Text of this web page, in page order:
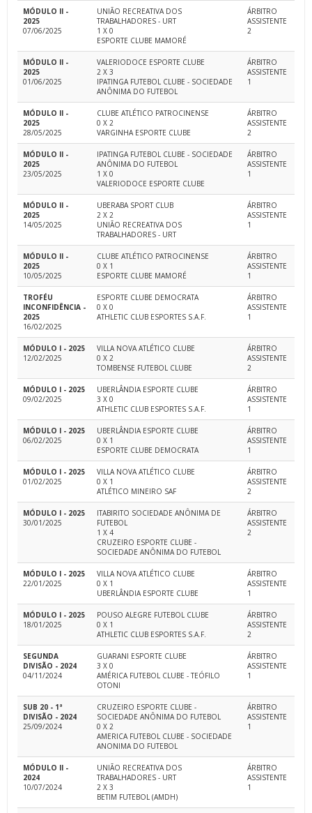
MÓDULO II -
2025
07/06/2025
UNIÃO RECREATIVA DOS
TRABALHADORES - URT
1 X 0
ESPORTE CLUBE MAMORÉ
ÁRBITRO
ASSISTENTE
2
MÓDULO II -
2025
01/06/2025
VALERIODOCE ESPORTE CLUBE
2 X 3
IPATINGA FUTEBOL CLUBE - SOCIEDADE
ANÔNIMA DO FUTEBOL
ÁRBITRO
ASSISTENTE
1
MÓDULO II -
2025
28/05/2025
CLUBE ATLÉTICO PATROCINENSE
0 X 2
VARGINHA ESPORTE CLUBE
ÁRBITRO
ASSISTENTE
2
MÓDULO II -
2025
23/05/2025
IPATINGA FUTEBOL CLUBE - SOCIEDADE
ANÔNIMA DO FUTEBOL
1 X 0
VALERIODOCE ESPORTE CLUBE
ÁRBITRO
ASSISTENTE
1
MÓDULO II -
2025
14/05/2025
UBERABA SPORT CLUB
2 X 2
UNIÃO RECREATIVA DOS
TRABALHADORES - URT
ÁRBITRO
ASSISTENTE
1
MÓDULO II -
2025
10/05/2025
CLUBE ATLÉTICO PATROCINENSE
0 X 1
ESPORTE CLUBE MAMORÉ
ÁRBITRO
ASSISTENTE
1
TROFÉU
INCONFIDÊNCIA -
2025
16/02/2025
ESPORTE CLUBE DEMOCRATA
0 X 0
ATHLETIC CLUB ESPORTES S.A.F.
ÁRBITRO
ASSISTENTE
1
MÓDULO I - 2025
12/02/2025
VILLA NOVA ATLÉTICO CLUBE
0 X 2
TOMBENSE FUTEBOL CLUBE
ÁRBITRO
ASSISTENTE
2
MÓDULO I - 2025
09/02/2025
UBERLÂNDIA ESPORTE CLUBE
3 X 0
ATHLETIC CLUB ESPORTES S.A.F.
ÁRBITRO
ASSISTENTE
1
MÓDULO I - 2025
06/02/2025
UBERLÂNDIA ESPORTE CLUBE
0 X 1
ESPORTE CLUBE DEMOCRATA
ÁRBITRO
ASSISTENTE
1
MÓDULO I - 2025
01/02/2025
VILLA NOVA ATLÉTICO CLUBE
0 X 1
ATLÉTICO MINEIRO SAF
ÁRBITRO
ASSISTENTE
2
MÓDULO I - 2025
30/01/2025
ITABIRITO SOCIEDADE ANÔNIMA DE
FUTEBOL
1 X 4
CRUZEIRO ESPORTE CLUBE -
SOCIEDADE ANÔNIMA DO FUTEBOL
ÁRBITRO
ASSISTENTE
2
MÓDULO I - 2025
22/01/2025
VILLA NOVA ATLÉTICO CLUBE
0 X 1
UBERLÂNDIA ESPORTE CLUBE
ÁRBITRO
ASSISTENTE
1
MÓDULO I - 2025
18/01/2025
POUSO ALEGRE FUTEBOL CLUBE
0 X 1
ATHLETIC CLUB ESPORTES S.A.F.
ÁRBITRO
ASSISTENTE
2
SEGUNDA
DIVISÃO - 2024
04/11/2024
GUARANI ESPORTE CLUBE
3 X 0
AMÉRICA FUTEBOL CLUBE - TEÓFILO
OTONI
ÁRBITRO
ASSISTENTE
1
SUB 20 - 1ª
DIVISÃO - 2024
25/09/2024
CRUZEIRO ESPORTE CLUBE -
SOCIEDADE ANÔNIMA DO FUTEBOL
0 X 2
AMERICA FUTEBOL CLUBE - SOCIEDADE
ANONIMA DO FUTEBOL
ÁRBITRO
ASSISTENTE
1
MÓDULO II -
2024
10/07/2024
UNIÃO RECREATIVA DOS
TRABALHADORES - URT
2 X 3
BETIM FUTEBOL (AMDH)
ÁRBITRO
ASSISTENTE
1